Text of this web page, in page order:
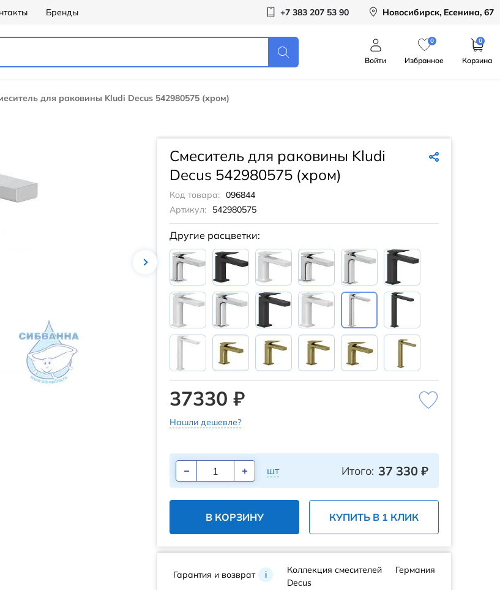
Бренды +7 383 207 53 90 Новосибирск, Есенина, 67
Войти
0
Избранное
0
Корзина
для раковины Kludi Decus 542980575 (хром)
Смеситель для раковины Kludi
Decus 542980575 (хром)
Код товара: 096844
Артикул:
542980575
Другие расцветки:
37330 ₽
Нашли дешевле?
шт Итого: 37 330 ₽
В КОРЗИНУ КУПИТЬ В 1 КЛИК
Гарантия и возврат i
Коллекция смесителей
Decus
Германия